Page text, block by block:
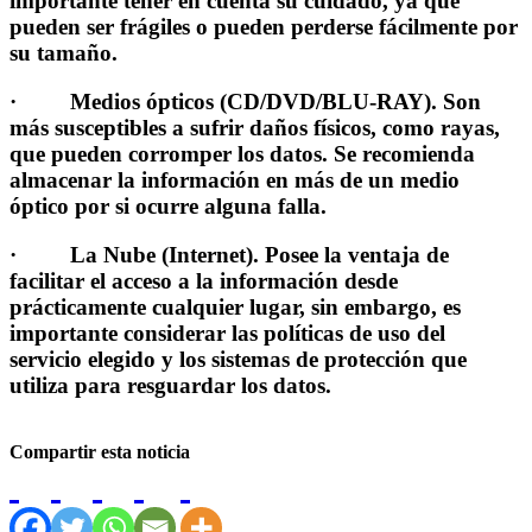
pueden ser frágiles o pueden perderse fácilmente por
su tamaño.
· Medios ópticos (CD/DVD/BLU-RAY). Son
más susceptibles a sufrir daños físicos, como rayas,
que pueden corromper los datos. Se recomienda
almacenar la información en más de un medio
óptico por si ocurre alguna falla.
· La Nube (Internet). Posee la ventaja de
facilitar el acceso a la información desde
prácticamente cualquier lugar, sin embargo, es
importante considerar las políticas de uso del
servicio elegido y los sistemas de protección que
utiliza para resguardar los datos.
Compartir esta noticia